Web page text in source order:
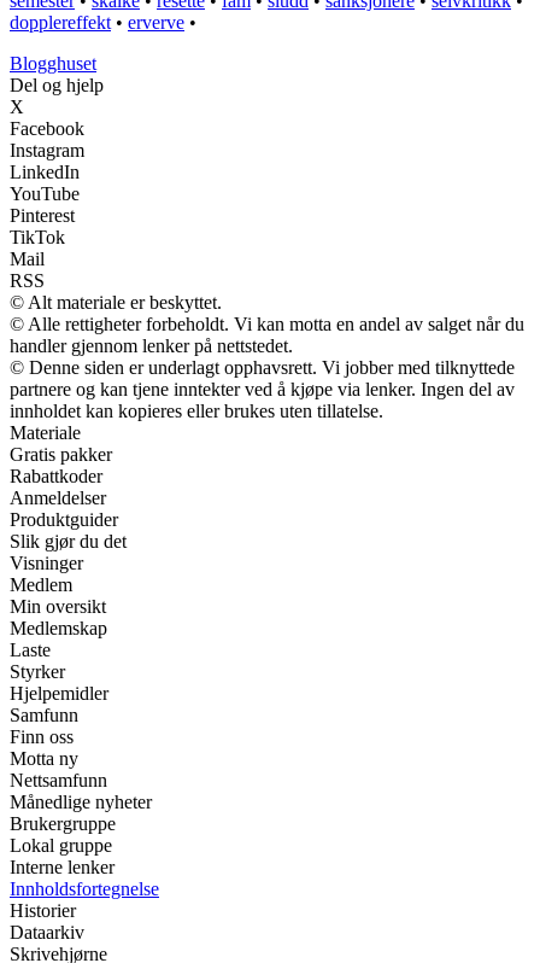
dopplereffekt • erverve •
Blogghuset
Del og hjelp
X
Facebook
Instagram
LinkedIn
YouTube
Pinterest
TikTok
Mail
RSS
© Alt materiale er beskyttet.
© Alle rettigheter forbeholdt. Vi kan motta en andel av salget når du
handler gjennom lenker på nettstedet.
© Denne siden er underlagt opphavsrett. Vi jobber med tilknyttede
partnere og kan tjene inntekter ved å kjøpe via lenker. Ingen del av
innholdet kan kopieres eller brukes uten tillatelse.
Materiale
Gratis pakker
Rabattkoder
Anmeldelser
Produktguider
Slik gjør du det
Visninger
Medlem
Min oversikt
Medlemskap
Laste
Styrker
Hjelpemidler
Samfunn
Finn oss
Motta ny
Nettsamfunn
Månedlige nyheter
Brukergruppe
Lokal gruppe
Interne lenker
Innholdsfortegnelse
Historier
Dataarkiv
Skrivehjørne